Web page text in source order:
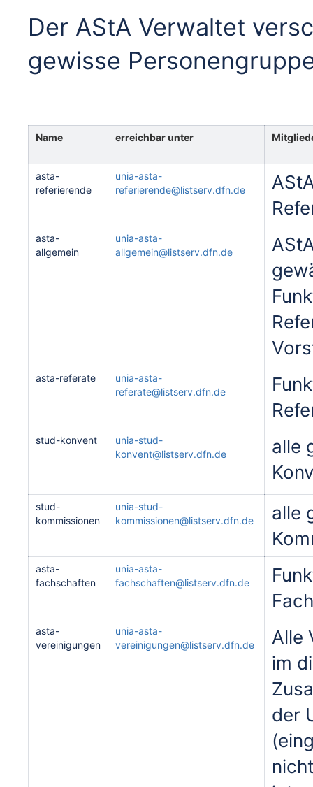
Der AStA Verwaltet
gewisse
Name erreichbar unter
asta-
referierende
unia-asta-
referierende@listserv.dfn.de
asta-
allgemein
unia-asta-
allgemein@listserv.dfn.de
asta-referate
unia-asta-
referate@listserv.dfn.de
stud-konvent
unia-stud-
konvent@listserv.dfn.de
alle
stud-
kommissionen
unia-stud-
kommissionen@listserv.dfn.de
alle
asta-
fachschaften
unia-asta-
fachschaften@listserv.dfn.de
asta-
vereinigungen
unia-asta-
vereinigungen@listserv.dfn.de
Alle
im
der